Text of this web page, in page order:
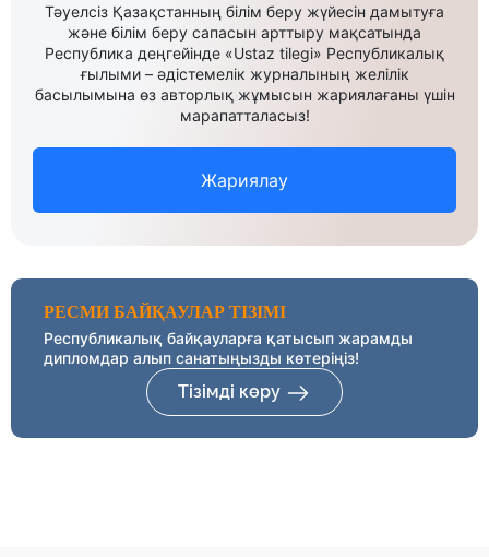
Тәуелсіз Қазақстанның білім беру жүйесін дамытуға
және білім беру сапасын арттыру мақсатында
Республика деңгейінде «Ustaz tilegi» Республикалық
ғылыми – әдістемелік журналының желілік
басылымына өз авторлық жұмысын жариялағаны үшін
марапатталасыз!
Жариялау
РЕСМИ БАЙҚАУЛАР ТІЗІМІ
Республикалық байқауларға қатысып жарамды
дипломдар алып санатыңызды көтеріңіз!
Тізімді көру